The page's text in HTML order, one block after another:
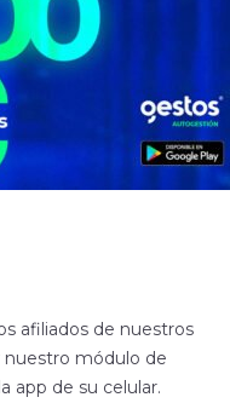
afiliados de nuestros
nuestro módulo de
app de su celular.